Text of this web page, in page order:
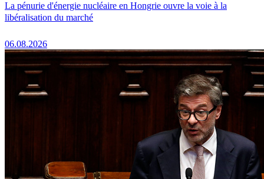
La pénurie d'énergie nucléaire en Hongrie ouvre la voie à la
libéralisation du marché
06.08.2026